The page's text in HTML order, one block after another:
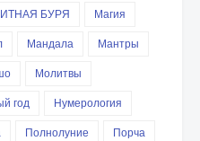
БУРЯ
Магия
Мандала
Мантры
Молитвы
год
Нумерология
Полнолуние
Порча